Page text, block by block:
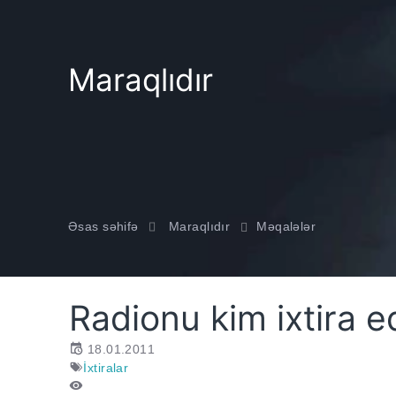
Maraqlıdır
Əsas səhifə Maraqlıdır Məqalələr
Radionu kim ixtira
18.01.2011
İxtiralar